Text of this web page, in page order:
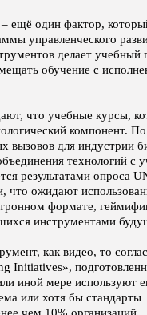
– ещё один фактор,
управленческого
делает учебный
обучение с
что учебные курсы,
компонент.
вызовов для индустрии
технологий с
результатами опроса
что ожидают
формате,
инструментами
как видео, то
Initiatives»,
иной мере используют
или хотя бы стандарты
чем 10% организаций.